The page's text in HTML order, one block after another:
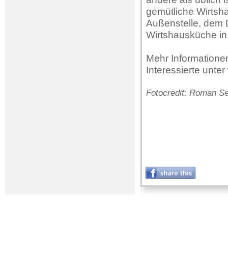
gemütliche
Außenstelle, dem
Wirtshausküche
Mehr
Interessierte unter
Fotocredit: Roman